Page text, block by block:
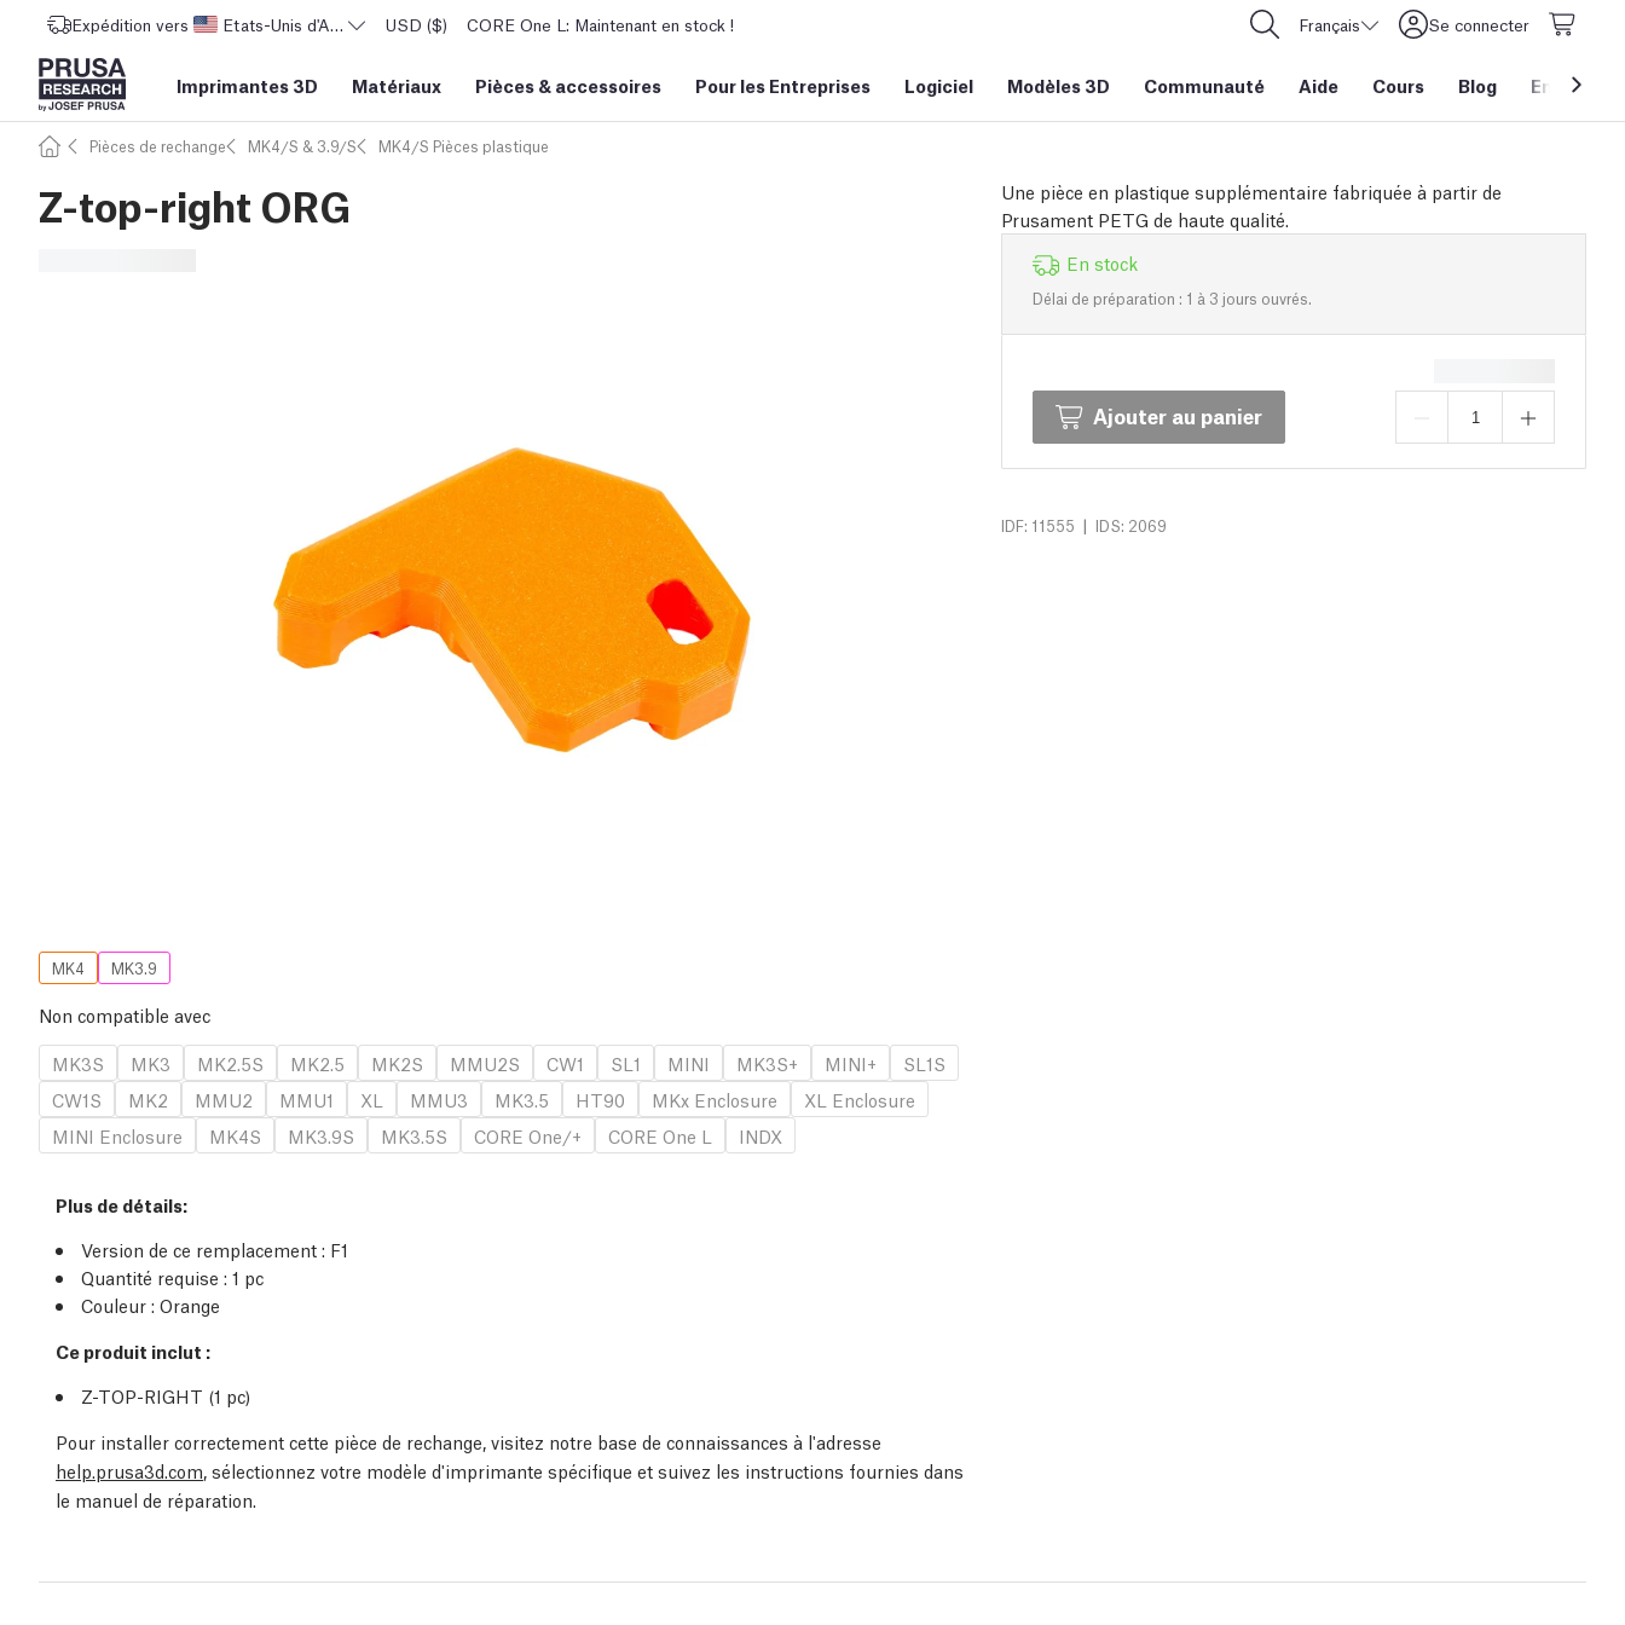
Expédition vers Etats-Unis d'AmériqueUSD ($) CORE One L: Maintenant en stock ! Français Se connecter
Imprimantes 3D Matériaux Pièces & accessoires Pour les Entreprises Logiciel Modèles 3D Communauté Aide Cours Blog Entreprise
Pièces de rechange MK4/S & 3.9/S MK4/S Pièces plastique
Z-top-right ORG
Une pièce en plastique supplémentaire fabriquée à partir de
Prusament PETG de haute qualité.
En stock
Délai de préparation : 1 à 3 jours ouvrés.
Ajouter au panier
IDF: 11555 | IDS: 2069
MK4 MK3.9
Non compatible avec
MK3S
MK3 MK2.5S MK2.5 MK2S MMU2S CW1 SL1 MINI MK3S+ MINI+
SL1S
CW1S
MK2 MMU2 MMU1 XL MMU3 MK3.5 HT90 MKx Enclosure
XL Enclosure
MINI Enclosure
MK4S MK3.9S MK3.5S CORE One/+ CORE One L INDX
Plus de détails:
Version de ce remplacement : F1
Quantité requise : 1 pc
Couleur : Orange
Ce produit inclut :
Z-TOP-RIGHT (1 pc)
Pour installer correctement cette pièce de rechange, visitez notre base de connaissances à l'adresse
help.prusa3d.com, sélectionnez votre modèle d'imprimante spécifique et suivez les instructions fournies dans
le manuel de réparation.